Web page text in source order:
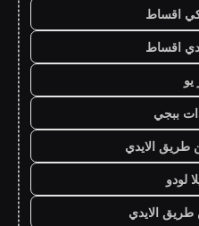
اقساط
اقساط
يو
ببجي
الايدي
لودو
الايدي